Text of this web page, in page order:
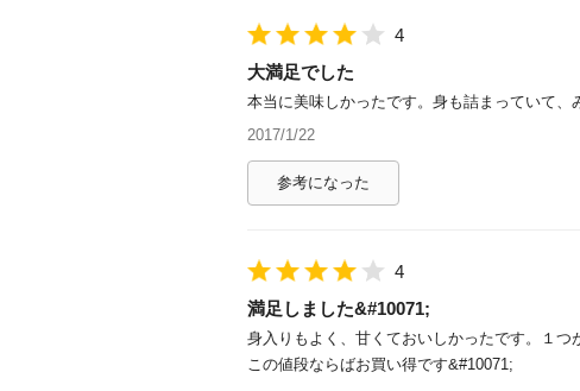
4
大満足でした
本当に美味しかったです。身も詰まっていて、
2017/1/22
参考になった
4
満足しました&#10071;
身入りもよく、甘くておいしかったです。１
この値段ならばお買い得です&#10071;